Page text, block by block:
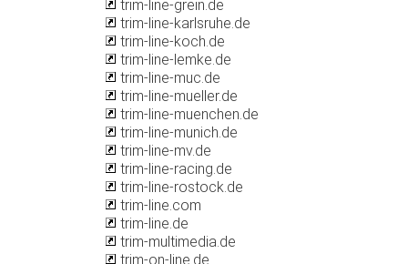
trim-line-grein.de
trim-line-karlsruhe.de
trim-line-koch.de
trim-line-lemke.de
trim-line-muc.de
trim-line-mueller.de
trim-line-muenchen.de
trim-line-munich.de
trim-line-mv.de
trim-line-racing.de
trim-line-rostock.de
trim-line.com
trim-line.de
trim-multimedia.de
trim-on-line.de